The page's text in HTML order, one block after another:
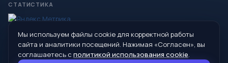
СТАТИСТИКА
© 2026 Управление образования Администрации МО
Сухой Лог
Мы используем файлы cookie для корректной работы
сайта и аналитики посещений. Нажимая «Согласен», вы
соглашаетесь с политикой использования cookie.